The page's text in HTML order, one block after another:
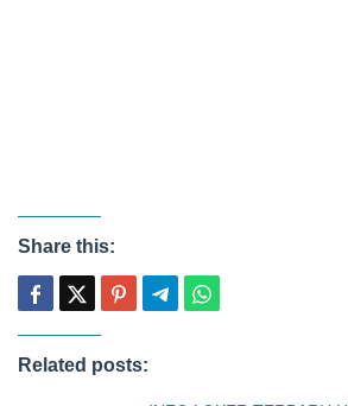
Share this:
Related posts: